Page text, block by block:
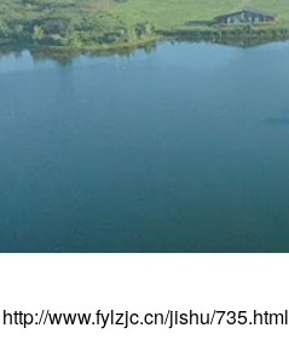
http://www.fylzjc.cn/jishu/735.html